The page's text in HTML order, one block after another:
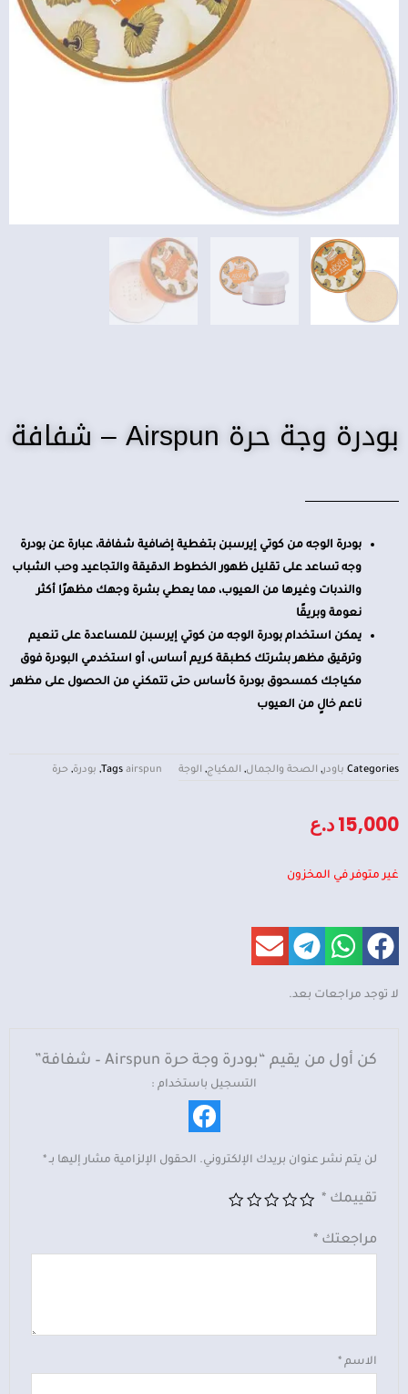
بودرة وجة حرة Airspun – شفافة
بودرة الوجه من كوتي إيرسبن بتغطية إضافية شفافة، عبارة عن بودرة
وجه تساعد على تقليل ظهور الخطوط الدقيقة والتجاعيد وحب الشباب
والندبات وغيرها من العيوب، مما يعطي بشرة وجهك مظهرًا أكثر
نعومة وبريقًا
يمكن استخدام بودرة الوجه من كوتي إيرسبن للمساعدة على تنعيم
وترقيق مظهر بشرتك كطبقة كريم أساس، أو استخدمي البودرة فوق
مكياجك كمسحوق بودرة كأساس حتى تتمكني من الحصول على مظهر
ناعم خالٍ من العيوب
Categories باودر, الصحة والجمال, المكياج, الوجة Tags airspun
, بودرة, حرة
15,000د.ع
غير متوفر في المخزون
لا توجد مراجعات بعد.
كن أول من يقيم “بودرة وجة حرة Airspun – شفافة”
التسجيل باستخدام :
لن يتم نشر عنوان بريدك الإلكتروني. الحقول الإلزامية مشار إليها بـ*
تقييمك *
مراجعتك *
الاسم*